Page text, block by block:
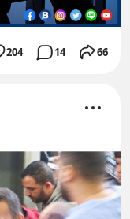
204 14 66